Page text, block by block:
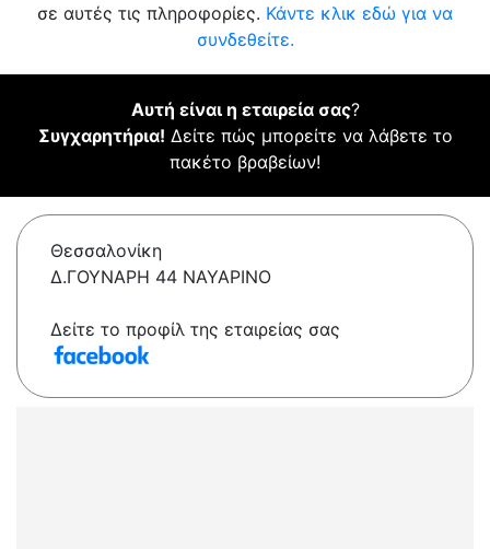
σε αυτές τις πληροφορίες. Κάντε κλικ εδώ για να
συνδεθείτε.
Αυτή είναι η εταιρεία σας?
Συγχαρητήρια! Δείτε πώς μπορείτε να λάβετε το
πακέτο βραβείων!
Θεσσαλονίκη
Δ.ΓΟΥΝΑΡΗ 44 ΝΑΥΑΡΙΝΟ
Δείτε το προφίλ της εταιρείας σας